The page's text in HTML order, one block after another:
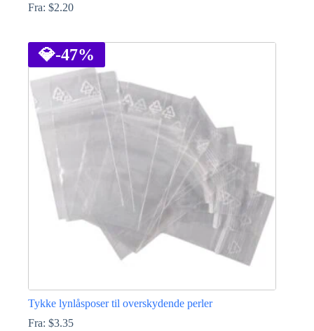
Fra: $2.20
har
flere
varianter.
Mulighederne
vælges
varesiden
💎-47%
Tykke lynlåsposer til overskydende perler
Fra: $3.35